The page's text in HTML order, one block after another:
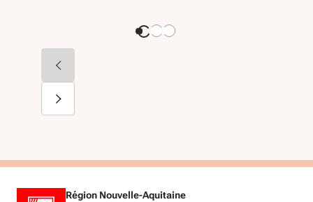
Région Nouvelle-Aquitaine